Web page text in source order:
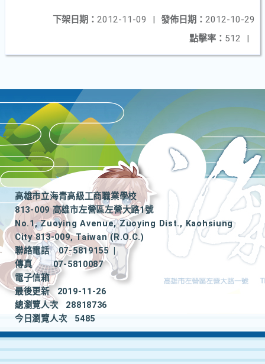
發佈日期： 2012-10-29
下架日期： 2012-11-09
|
點擊率： 512 |
高雄市立海青高級工商職業學校
813-009 高雄市左營區左營大路1號
No.1, Zuoying Avenue, Zuoying Dist., Kaohsiung
City 813-009, Taiwan (R.O.C.)
聯絡電話
07-5819155
|
傳真
07-5810087
電子信箱
最後更新
2019-11-26
總瀏覽人次
28818736
今日瀏覽人次
5485